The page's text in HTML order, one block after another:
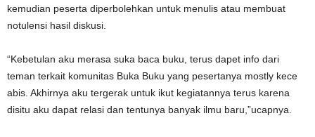
kemudian peserta diperbolehkan untuk menulis atau membuat
notulensi hasil diskusi.
“Kebetulan aku merasa suka baca buku, terus dapet info dari
teman terkait komunitas Buka Buku yang pesertanya mostly kece
abis. Akhirnya aku tergerak untuk ikut kegiatannya terus karena
disitu aku dapat relasi dan tentunya banyak ilmu baru,”ucapnya.